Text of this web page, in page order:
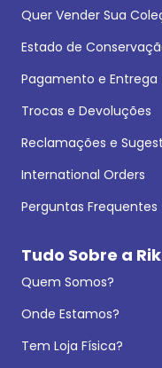
Quer Vender Sua
Estado de
Pagamento e Entrega
Trocas e Devoluções
Reclamações e
International Orders
Perguntas Frequentes
Tudo Sobre a
Quem Somos?
Onde Estamos?
Tem Loja Física?